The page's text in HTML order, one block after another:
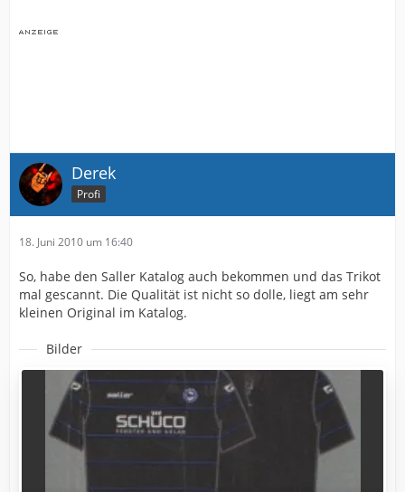
Derek
Profi
18. Juni 2010 um 16:40
So, habe den Saller Katalog auch bekommen und das Trikot
mal gescannt. Die Qualität ist nicht so dolle, liegt am sehr
kleinen Original im Katalog.
Bilder